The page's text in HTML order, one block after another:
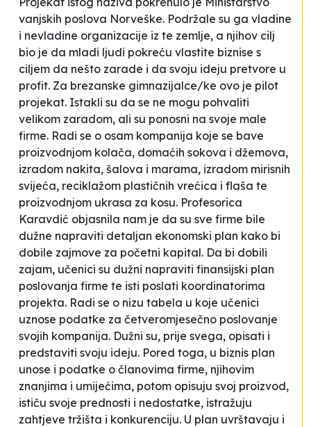
vanjskih poslova Norveške. Podržale su ga vladine
i nevladine organizacije iz te zemlje, a njihov cilj
bio je da mladi ljudi pokreću vlastite biznise s
ciljem da nešto zarade i da svoju ideju pretvore u
profit. Za brezanske gimnazijalce/ke ovo je pilot
projekat. Istakli su da se ne mogu pohvaliti
velikom zaradom, ali su ponosni na svoje male
firme. Radi se o osam kompanija koje se bave
proizvodnjom kolača, domaćih sokova i džemova,
izradom nakita, šalova i marama, izradom mirisnih
svijeća, reciklažom plastičnih vrećica i flaša te
proizvodnjom ukrasa za kosu. Profesorica
Karavdić objasnila nam je da su sve firme bile
dužne napraviti detaljan ekonomski plan kako bi
dobile zajmove za početni kapital. Da bi dobili
zajam, učenici su dužni napraviti finansijski plan
poslovanja firme te isti poslati koordinatorima
projekta. Radi se o nizu tabela u koje učenici
uznose podatke za četveromjesečno poslovanje
svojih kompanija. Dužni su, prije svega, opisati i
predstaviti svoju ideju. Pored toga, u biznis plan
unose i podatke o članovima firme, njihovim
znanjima i umijećima, potom opisuju svoj proizvod,
ističu svoje prednosti i nedostatke, istražuju
zahtjeve tržišta i konkurenciju. U plan uvrštavaju i